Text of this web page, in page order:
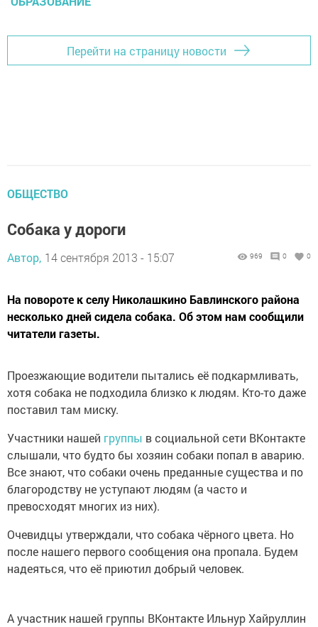
Перейти на страницу новости
ОБЩЕСТВО
Собака у дороги
Автор, 14 сентября 2013 - 15:07 969 0 0
На повороте к селу Николашкино Бавлинского района
несколько дней сидела собака. Об этом нам сообщили
читатели газеты.
Проезжающие водители пытались её подкармливать,
хотя собака не подходила близко к людям. Кто-то даже
поставил там миску.
Участники нашей группы в социальной сети ВКонтакте
слышали, что будто бы хозяин собаки попал в аварию.
Все знают, что собаки очень преданные существа и по
благородству не уступают людям (а часто и
превосходят многих из них).
Очевидцы утверждали, что собака чёрного цвета. Но
после нашего первого сообщения она пропала. Будем
надеяться, что её приютил добрый человек.
А участник нашей группы ВКонтакте Ильнур Хайруллин